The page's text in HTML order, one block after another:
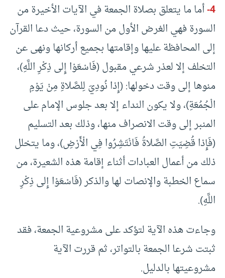
4- أما ما يتعلق بصلاة الجمعة في الآيات الأخيرة من
السورة فهي الغرض الأول من السورة، حيث دعا القرآن
إلى المحافظة عليها وإقامتها بجميع أركانها ونهى عن
التخلف إلا لعذر شرعي مقبول (فَاسْعَوْا إِلى ذِكْرِ اللَّهِ)،
منوها إلى وقت دخولها: (إِذا نُودِيَ لِلصَّلاةِ مِنْ يَوْمِ
الْجُمُعَةِ)، ولا يكون النداء إلا بعد جلوس الإمام على
المنبر إلى وقت الانصراف منها، وذلك بعد التسليم
(فَإِذا قُضِيَتِ الصَّلاةُ فَانْتَشِرُوا فِي الْأَرْضِ)، وما يتخلل
ذلك من أعمال العبادات أثناء إقامة هذه الشعيرة، من
سماع الخطبة والإنصات لها والذكر (فَاسْعَوْا إِلى ذِكْرِ
اللَّهِ).
وجاءت هذه الآية لتؤكد على مشروعية الجمعة، فقد
ثبتت شرعا الجمعة بالتواتر، ثم قررت الآية
مشروعيتها بالدليل.